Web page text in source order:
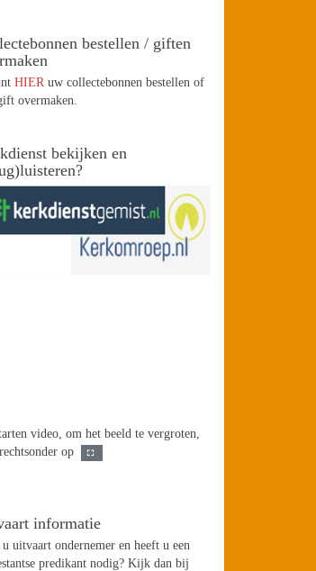
bestellen / giften
HIER uw collectebonnen bestellen of
overmaken.
bekijken en
video, om het beeld te vergroten,
op
informatie
uitvaart ondernemer en heeft u een
predikant nodig? Kijk dan bij